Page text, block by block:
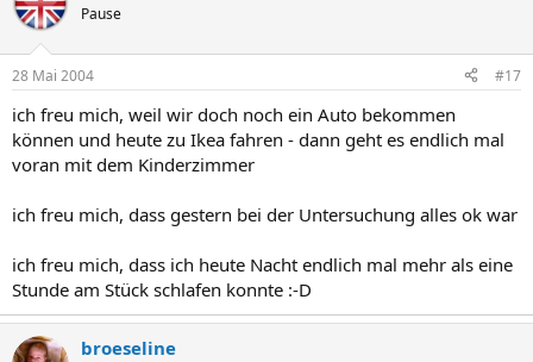
Pause
28 Mai 2004 #17
ich freu mich, weil wir doch noch ein Auto bekommen
können und heute zu Ikea fahren - dann geht es endlich mal
voran mit dem Kinderzimmer
ich freu mich, dass gestern bei der Untersuchung alles ok war
ich freu mich, dass ich heute Nacht endlich mal mehr als eine
Stunde am Stück schlafen konnte :-D
broeseline